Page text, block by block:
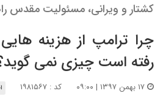
کشتار و ویرانی، مسئولیت مقدس
چرا ترامپ از هزینه
رفته است چیزی نمی
کد : ۱۹۸۱۵۶۷